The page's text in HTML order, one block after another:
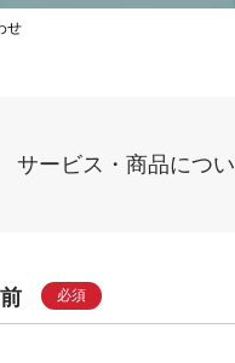
せ
サービス・商品につ
必須